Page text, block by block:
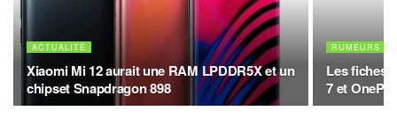
ACTUALITÉ
Xiaomi Mi 12 aurait une RAM LPDDR5X et un
chipset Snapdragon 898
RUMEURS
Les fiches
7 et